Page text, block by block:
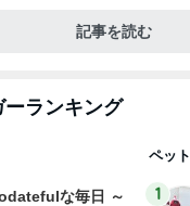
記事を読む
ーランキング
な毎日 ～
ペット
1